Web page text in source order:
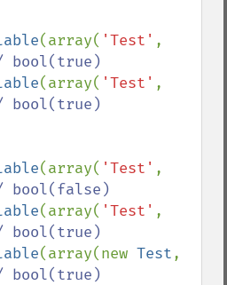
(array( 'Test'
(array( 'Test'
bool(true)
(array( 'Test'
(array( 'Test'
(array(new Test
bool(true)